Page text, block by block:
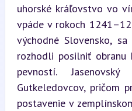
uhorské kráľovstvo vo
vpáde v rokoch
východné Slovensko,
rozhodli posilniť obranu
pevností.
Gutkeledovcov, pričom
postavenie v